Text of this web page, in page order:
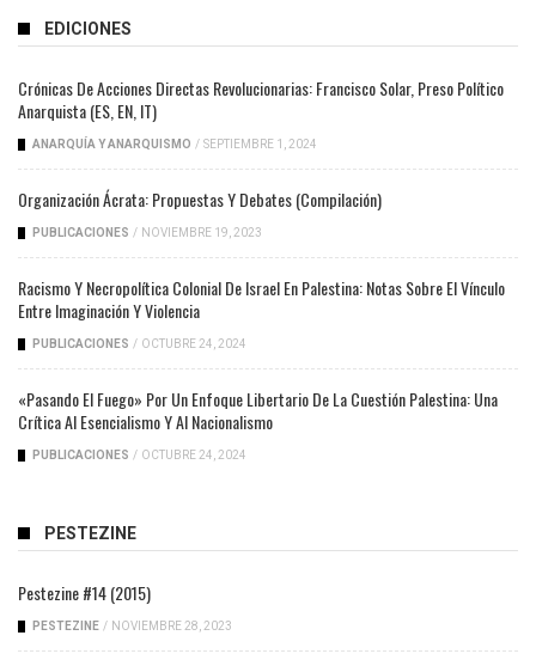
EDICIONES
Crónicas De Acciones Directas Revolucionarias: Francisco Solar, Preso Político
Anarquista (ES, EN, IT)
ANARQUÍA Y ANARQUISMO / SEPTIEMBRE 1, 2024
Organización Ácrata: Propuestas Y Debates (compilación)
PUBLICACIONES / NOVIEMBRE 19, 2023
Racismo Y Necropolítica Colonial De Israel En Palestina: Notas Sobre El Vínculo
Entre Imaginación Y Violencia
PUBLICACIONES / OCTUBRE 24, 2024
«Pasando El Fuego» Por Un Enfoque Libertario De La Cuestión Palestina: Una
Crítica Al Esencialismo Y Al Nacionalismo
PUBLICACIONES / OCTUBRE 24, 2024
PESTEZINE
Pestezine #14 (2015)
PESTEZINE / NOVIEMBRE 28, 2023